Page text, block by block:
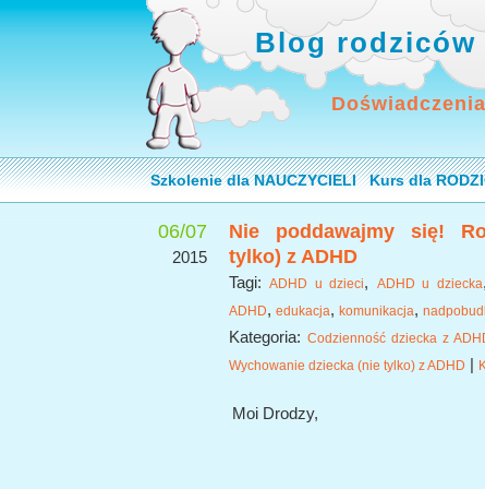
Blog rodziców
Szkolenie dla NAUCZYCIELI Kurs dla
06/07
2015
Nie poddawajmy się!
tylko) z ADHD
Tagi:ADHD u dzieci, ADHD u dziecka,
ADHD, edukacja, komunikacja,
Kategoria: Codzienność dziecka z
Wychowanie dziecka (nie tylko) z ADHD |
Moi Drodzy,